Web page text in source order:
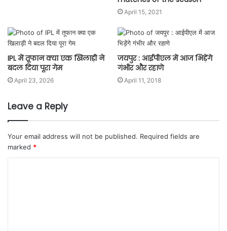
April 15, 2021
IPL में तूफान क्या एक खिलाड़ी ने
बदल दिया पूरा गेम
April 23, 2026
जयपुर : आईपीएल में आज भिड़ेंगे
गंभीर और रहाणे
April 11, 2018
Leave a Reply
Your email address will not be published. Required fields are
marked *